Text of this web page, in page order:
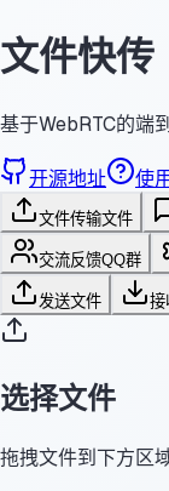
文件快传
基于WebRTC的端
开源地址 使
文件传输文件
交流反馈QQ群
发送文件 接
选择文件
拖拽文件到下方区